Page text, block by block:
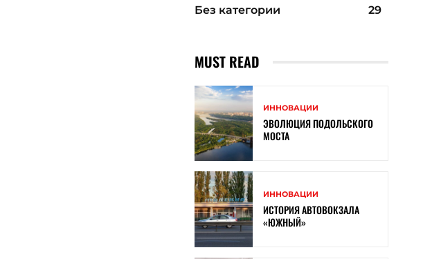
Без категории
29
MUST READ
ИННОВАЦИИ
ЭВОЛЮЦИЯ ПОДОЛЬСКОГО
МОСТА
ИННОВАЦИИ
ИСТОРИЯ АВТОВОКЗАЛА
«ЮЖНЫЙ»